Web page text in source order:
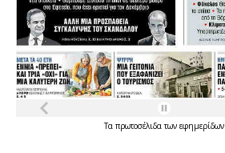
Τα πρωτοσέλιδατων εφημερίδων